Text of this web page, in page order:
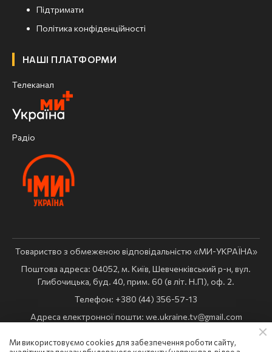
Підтримати
Політика конфіденційності
НАШІ ПЛАТФОРМИ
Телеканал
Радіо
Товариство з обмеженою відповідальністю «МИ-УКРАЇНА»
Поштова адреса: 04052, м. Київ, Шевченківський р-н, вул.
Глибочицька, буд. 40, прим. 60 (в літ. Н.П), оф. 2.
Телефон: +380 (44) 356-57-13
Адреса електронної пошти: we.ukraine.tv@gmail.com
Ідентифікатор медіа в Реєстрі суб’єктів у сфері медіа: R10-
Ми використовуємо cookies для забезпечення роботи сайту,